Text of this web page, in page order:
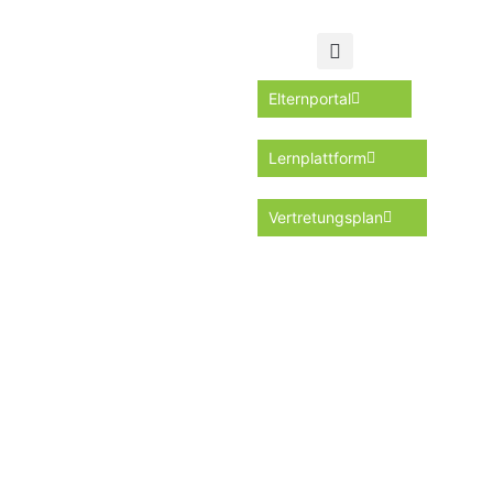
Elternportal
Lernplattform
Vertretungsplan